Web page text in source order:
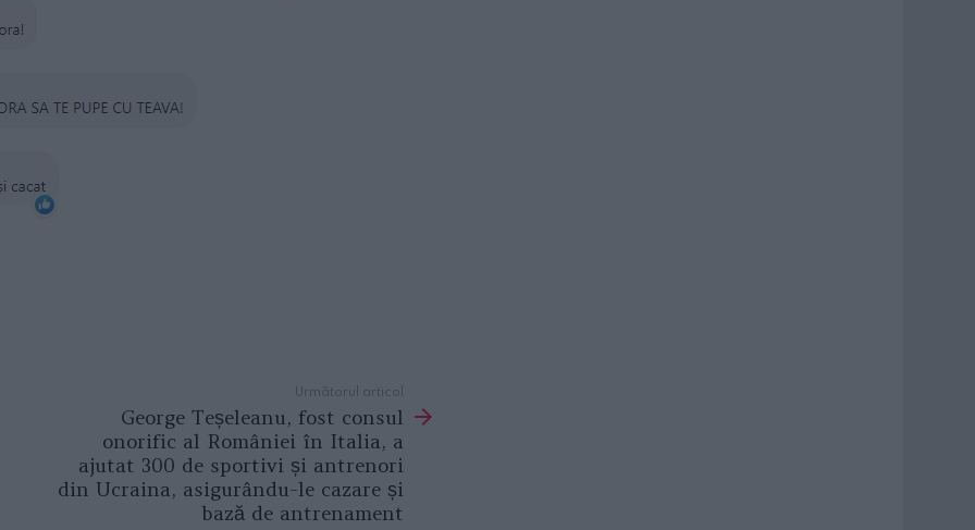
Următorul articol
George Teșeleanu, fost consul
onorific al României în Italia, a
ajutat 300 de sportivi și antrenori
din Ucraina, asigurându-le cazare și
bază de antrenament